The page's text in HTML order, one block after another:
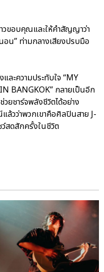
วขอบคุณและให้คำสัญญาว่า
อน” ท่ามกลางเสียงปรบมือ
ละความประทับใจ “MY
BANGKOK” กลายเป็นอีก
ยชาร์จพลังชีวิตได้อย่าง
ล้วว่าพวกเขาคือศิลปินสาย J-
ว์สดสักครั้งในชีวิต